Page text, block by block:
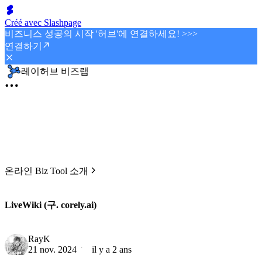
Créé avec Slashpage
비즈니스 성공의 시작 '허브'에 연결하세요! >>>
연결하기
레이허브 비즈랩
온라인 Biz Tool 소개
LiveWiki (구. corely.ai)
RayK
21 nov. 2024
il y a 2 ans